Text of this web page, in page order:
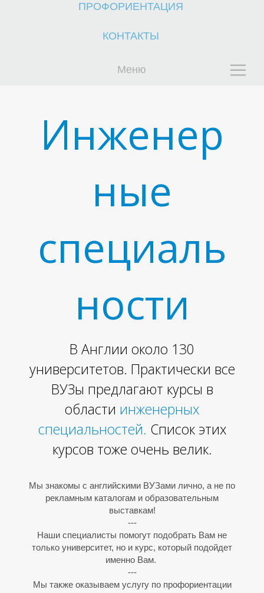
ПРОФОРИЕНТАЦИЯ
КОНТАКТЫ
Меню
Ч
Е
Инженер
ные
специаль
ности
В Англии около 130
университетов. Практически все
ВУЗы предлагают курсы в
области инженерных
специальностей. Список этих
курсов тоже очень велик.
Мы знакомы с английскими ВУЗами лично, а не по
рекламным каталогам и образовательным
выставкам!
---
Наши специалисты помогут подобрать Вам не
только университет, но и курс, который подойдет
именно Вам.
---
Мы также оказываем услугу по профориентации